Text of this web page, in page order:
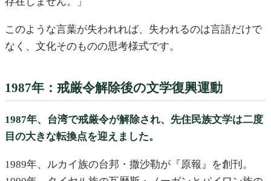
このような言葉が失われれば、失われるのは言語だけで
なく、文化そのものの思考様式です。
1987年：戒厳令解除後の文学復興運動
1987年、台湾で戒厳令が解除され、先住民族文学は二度
目の大きな転換点を迎えました。
1989年、ルカイ族の台邦・撒沙勒が『原報』を創刊。